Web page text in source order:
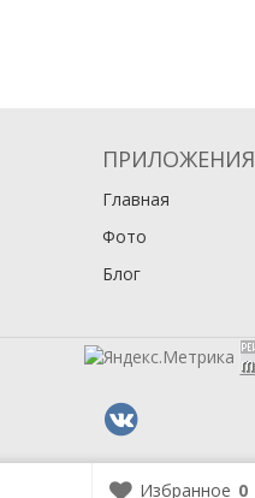
Избранное 0
ПРИЛОЖЕНИЯ
Главная
Фото
Блог